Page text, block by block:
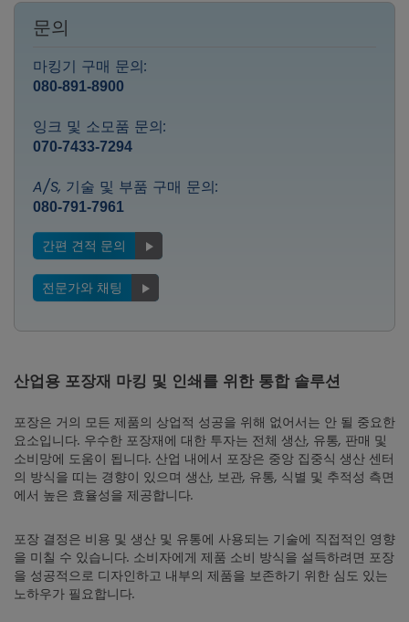
문의
마킹기 구매 문의:
080-891-8900
잉크 및 소모품 문의:
070-7433-7294
A/S, 기술 및 부품 구매 문의:
080-791-7961
간편 견적 문의
전문가와 채팅
산업용 포장재 마킹 및 인쇄를 위한 통합 솔루션
포장은 거의 모든 제품의 상업적 성공을 위해 없어서는 안 될 중요한
요소입니다. 우수한 포장재에 대한 투자는 전체 생산, 유통, 판매 및
소비망에 도움이 됩니다. 산업 내에서 포장은 중앙 집중식 생산 센터
의 방식을 띠는 경향이 있으며 생산, 보관, 유통, 식별 및 추적성 측면
에서 높은 효율성을 제공합니다.
포장 결정은 비용 및 생산 및 유통에 사용되는 기술에 직접적인 영향
을 미칠 수 있습니다. 소비자에게 제품 소비 방식을 설득하려면 포장
을 성공적으로 디자인하고 내부의 제품을 보존하기 위한 심도 있는
노하우가 필요합니다.